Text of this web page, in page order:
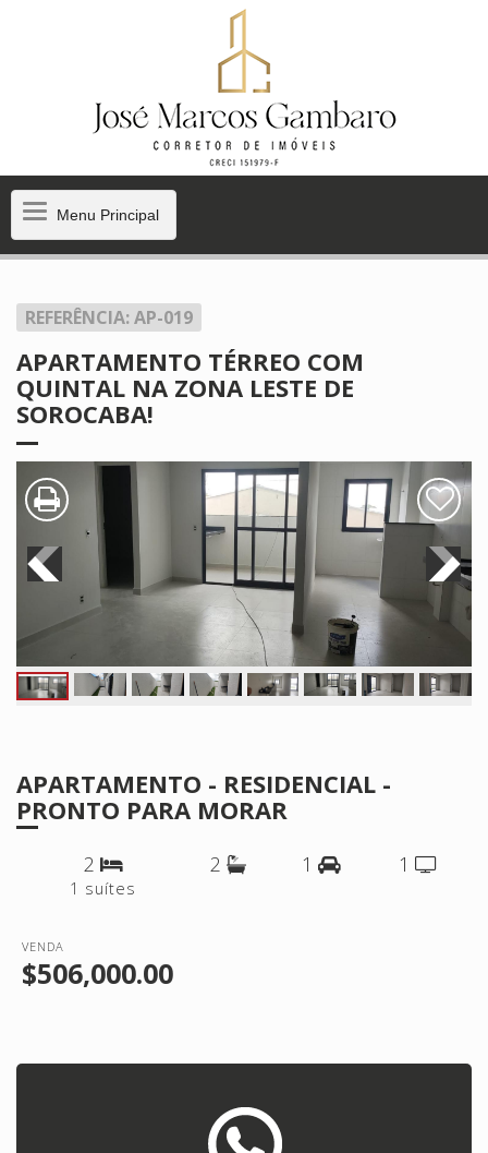
MenuMenu Principal
REFERÊNCIA: AP-019
APARTAMENTO TÉRREO COM
QUINTAL NA ZONA LESTE DE
SOROCABA!
APARTAMENTO - RESIDENCIAL -
PRONTO PARA MORAR
2
1 suítes
2 1 1
VENDA
$506,000.00